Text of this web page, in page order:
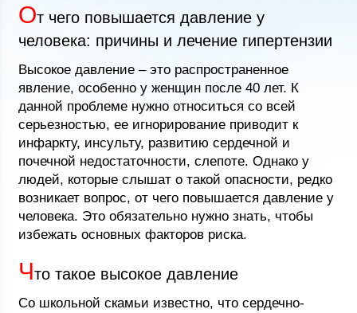
От чего повышается давление у
человека: причины и лечение гипертензии
Высокое давление – это распространенное
явление, особенно у женщин после 40 лет. К
данной проблеме нужно относиться со всей
серьезностью, ее игнорирование приводит к
инфаркту, инсульту, развитию сердечной и
почечной недостаточности, слепоте. Однако у
людей, которые слышат о такой опасности, редко
возникает вопрос, от чего повышается давление у
человека. Это обязательно нужно знать, чтобы
избежать основных факторов риска.
Что такое высокое давление
Со школьной скамьи известно, что сердечно-